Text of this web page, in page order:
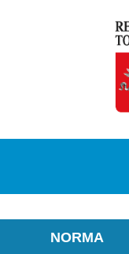
NORMA